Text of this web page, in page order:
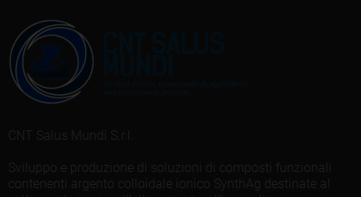
CNT Salus Mundi S.r.l.
Sviluppo e produzione di soluzioni di composti funzionali
contenenti argento colloidale ionico SynthAg destinate al